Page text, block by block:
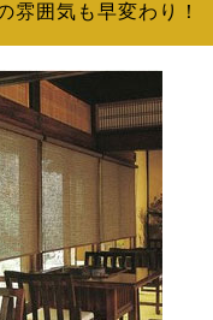
雰囲気も早変わり！